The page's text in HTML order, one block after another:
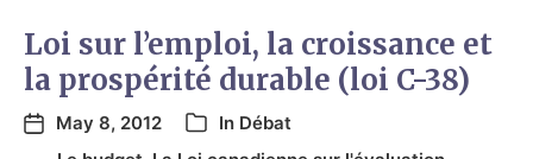
Loi sur l’emploi, la croissance et
la prospérité durable (loi C-38)
May 8, 2012 In Débat